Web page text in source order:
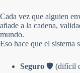
Cada vez que alguien
añade a la cadena,
mundo.
Eso hace que el sistema
Seguro 🛡️ (difícil